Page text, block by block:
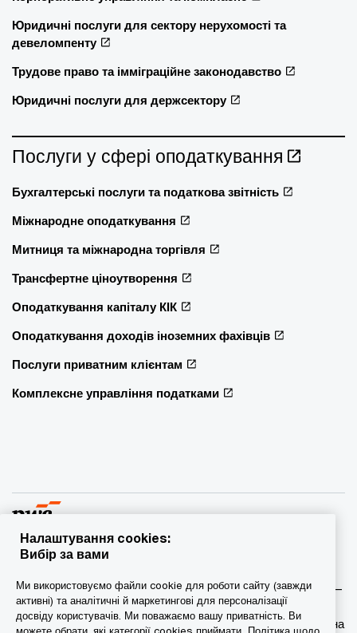
Юридичні послуги для сектору нерухомості та
девеломпенту
Трудове право та імміграційне законодавство
Юридичні послуги для держсектору
Послуги у сфері оподаткування
Бухгалтерські послуги та податкова звітність
Міжнародне оподаткування
Митниця та міжнародна торгівля
Трансфертне ціноутворення
Оподаткування капіталу КІК
Оподаткування доходів іноземних фахівців
Послуги приватним клієнтам
Комплексне управління податками
учасник/фірми-учасниці мережі PwC, а в деяких випадках –
міжнародна мережа PwC. Кожна фірма мережі є
самостійною юридичною особою. Докладніша інформація на
Налаштування cookies:
Вибір за вами
Ми використовуємо файли cookie для роботи сайту (завжди
активні) та аналітичні й маркетингові для персоналізації
досвіду користувачів. Ми поважаємо вашу приватність. Ви